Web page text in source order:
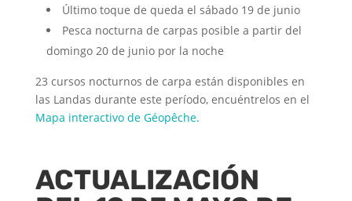
Último toque de queda el sábado 19 de junio
Pesca nocturna de carpas posible a partir del
domingo 20 de junio por la noche
23 cursos nocturnos de carpa están disponibles en
las Landas durante este período, encuéntrelos en el
Mapa interactivo de Géopêche.
ACTUALIZACIÓN